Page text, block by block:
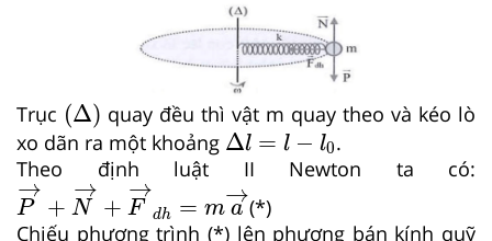
Trục (Δ)
Δ
quay đều thì vật m quay theo và kéo lò
xo dãn ra một khoảng Δl = l − l0
Δl= −l0
.
Theo định luật II Newton ta có:
→
P +
→
N +
→
F dh = m
→
a
P→+ N→+F→ dh=m →
(*)
Chiếu phương trình (*) lên phương bán kính quỹ